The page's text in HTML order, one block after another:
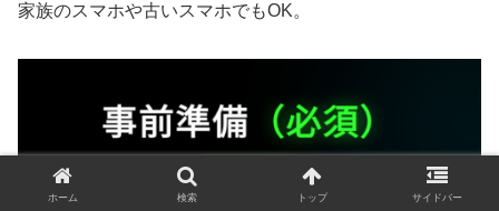
家族のスマホや古いスマホでもOK。
ホーム 検索 トップ サイドバー